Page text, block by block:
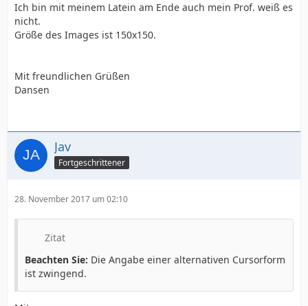
Ich bin mit meinem Latein am Ende auch mein Prof. weiß es
nicht.
Größe des Images ist 150x150.
Mit freundlichen Grüßen
Dansen
Jav
Fortgeschrittener
28. November 2017 um 02:10
Zitat
Beachten Sie: Die Angabe einer alternativen Cursorform
ist zwingend.